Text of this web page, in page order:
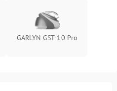
GARLYN GST-10 Pro